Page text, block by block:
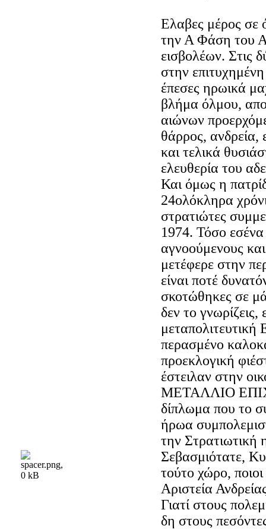
Ελαβες μέρος σε
την Α Φάση του
εισβολέων. Στις
στην
έπεσες ηρωικά
βλήμα όλμου,
αιώνων
θάρρος,
και τελικά
ελευθερία του
Και όμως η
24ολόκληρα
στρατιώτες
1974. Τόσο εσένα
αγνοούμενους
μετέφερε στην
είναι ποτέ
σκοτώθηκες σε
δεν το
περασμένο
προεκλογική
έστειλαν στην
ΜΕΤΑΛΛΙΟ
δίπλωμα που το
ήρωα
την Στρατιωτική
Σεβασμιότατε,
τούτο χώρο,
Αριστεία
Γιατί στους
δη στους